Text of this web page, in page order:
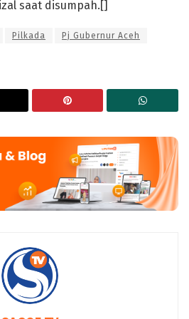
saat disumpah.[]
Pilkada Pj Gubernur Aceh